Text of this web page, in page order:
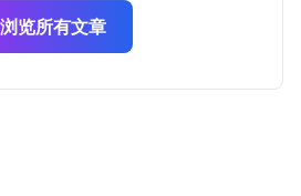
浏览所有文章